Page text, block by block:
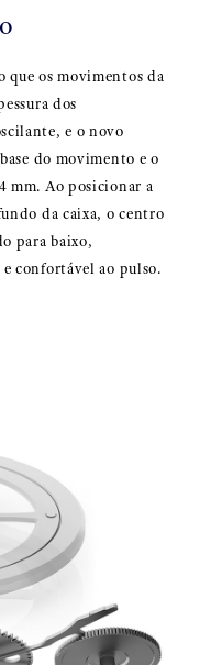
que os movimentos da
dos
e o novo
do movimento e o
mm. Ao posicionar a
da caixa, o centro
para baixo,
confortável ao pulso.